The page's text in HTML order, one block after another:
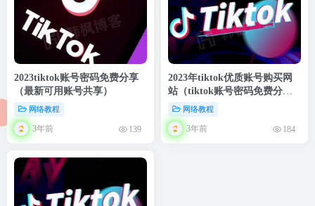
2023tiktok账号密码免费分享
（最新可用账号共享）
网络教程
3年前 139
2023年tiktok优质账号购买网
站（tiktok账号密码免费分
享）网络教程
3年前 184